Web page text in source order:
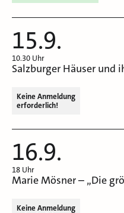
15.9.
10.30 Uhr
Salzburger Häuser und
Keine Anmeldung
erforderlich!
16.9.
18 Uhr
Marie Mösner – „Die
Keine Anmeldung